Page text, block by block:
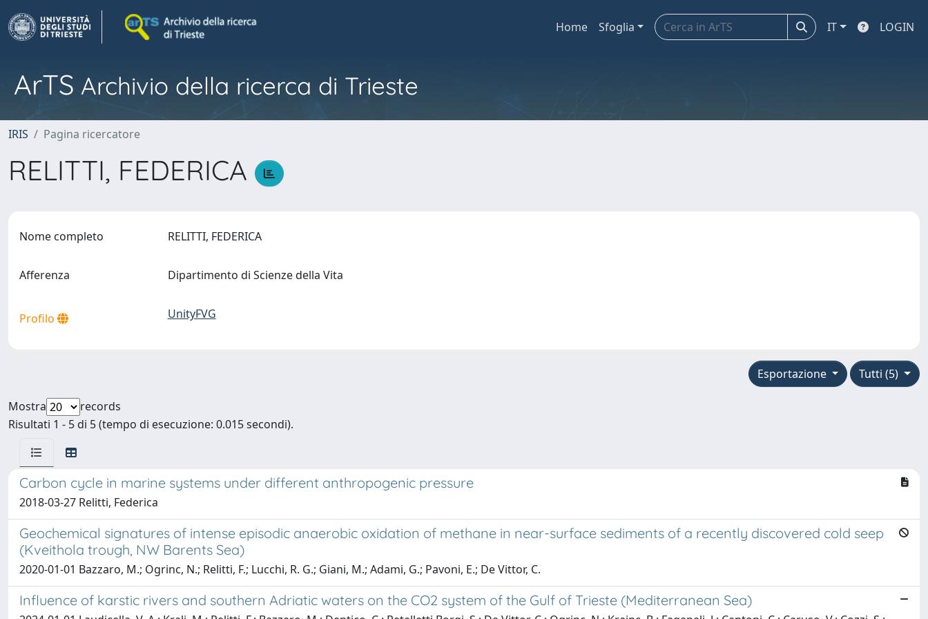
Home Sfoglia IT LOGIN
ArTS Archivio della ricerca di Trieste
IRIS Pagina ricercatore
RELITTI, FEDERICA
Nome completo RELITTI, FEDERICA
Afferenza Dipartimento di Scienze della Vita
Profilo UnityFVG
Tutti (5)
Esportazione
Mostra
records
Risultati 1 - 5 di 5 (tempo di esecuzione: 0.015 secondi).
Carbon cycle in marine systems under different anthropogenic pressure
2018-03-27 Relitti, Federica
Geochemical signatures of intense episodic anaerobic oxidation of methane in near-surface sediments of a recently discovered cold seep
(Kveithola trough, NW Barents Sea)
2020-01-01 Bazzaro, M.; Ogrinc, N.; Relitti, F.; Lucchi, R. G.; Giani, M.; Adami, G.; Pavoni, E.; De Vittor, C.
Influence of karstic rivers and southern Adriatic waters on the CO2 system of the Gulf of Trieste (Mediterranean Sea)